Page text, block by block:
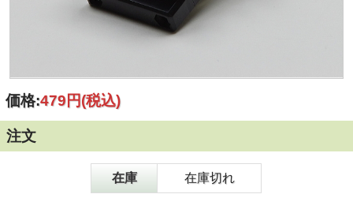
価格:479円(税込)
注文
在庫 在庫切れ